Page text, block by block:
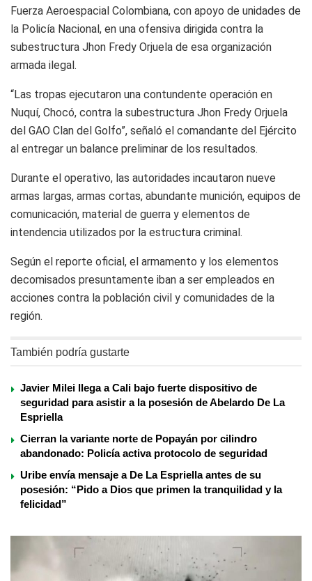
Fuerza Aeroespacial Colombiana, con apoyo de unidades de
la Policía Nacional, en una ofensiva dirigida contra la
subestructura Jhon Fredy Orjuela de esa organización
armada ilegal.
“Las tropas ejecutaron una contundente operación en
Nuquí, Chocó, contra la subestructura Jhon Fredy Orjuela
del GAO Clan del Golfo”, señaló el comandante del Ejército
al entregar un balance preliminar de los resultados.
Durante el operativo, las autoridades incautaron nueve
armas largas, armas cortas, abundante munición, equipos de
comunicación, material de guerra y elementos de
intendencia utilizados por la estructura criminal.
Según el reporte oficial, el armamento y los elementos
decomisados presuntamente iban a ser empleados en
acciones contra la población civil y comunidades de la
región.
También podría gustarte
Javier Milei llega a Cali bajo fuerte dispositivo de
seguridad para asistir a la posesión de Abelardo De La
Espriella
Cierran la variante norte de Popayán por cilindro
abandonado: Policía activa protocolo de seguridad
Uribe envía mensaje a De La Espriella antes de su
posesión: “Pido a Dios que primen la tranquilidad y la
felicidad”